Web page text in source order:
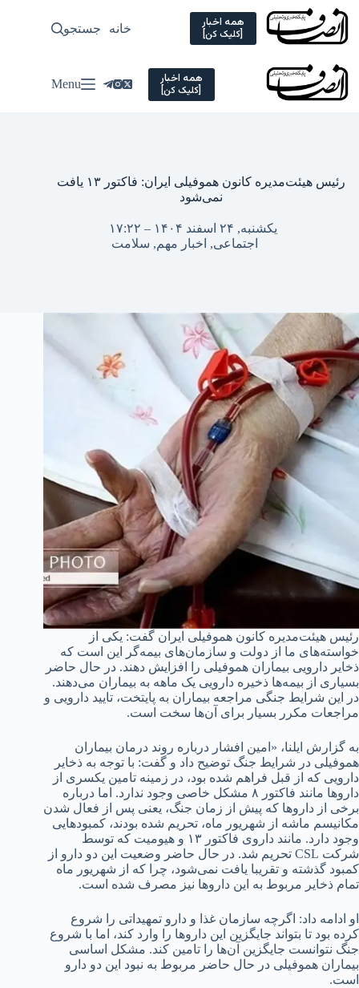
Skip
content
همه اخبار
[کلیک کن] خانه سیاسی
جستجو
همه اخبار
[کلیک کن] Menu
رئیس هیئت‌مدیره کانون هموفیلی ایران: فاکتور ۱۳ یافت
نمی‌شود
یکشنبه, ۲۴ اسفند ۱۴۰۴ – ۱۷:۲۲
اجتماعی, اخبار مهم, سلامت
رئیس هیئت‌مدیره کانون هموفیلی ایران گفت: یکی از
خواسته‌های ما از دولت و سازمان‌های بیمه‌گر این است که
ذخایر دارویی بیماران هموفیلی را افزایش دهند. در حال حاضر
بسیاری از بیمه‌ها ذخیره دارویی یک ماهه به بیماران می‌دهند.
در این شرایط جنگی مراجعه بیماران به پایتخت، تایید دارویی و
مراجعات مکرر بسیار برای آن‌ها سخت است.
به گزارش ایلنا، «امین افشار درباره روند درمان بیماران
هموفیلی در شرایط جنگ توضیح داد و گفت: با توجه به ذخایر
دارویی که از قبل فراهم شده بود، در زمینه تامین یکسری از
داروها مانند فاکتور ۸ مشکل خاصی وجود ندارد. اما درباره
برخی از داروها که پیش از زمان جنگ، یعنی پس از فعال شدن
مکانیسم ماشه از شهریور ماه، تحریم شده بودند، کمبودهایی
وجود دارد. مانند داروی فاکتور ۱۳ و هیومیت که توسط
شرکت CSL تحریم شد. در حال حاضر وضعیت این دو دارو از
کمبود گذشته و تقریبا یافت نمی‌شود، چرا که از شهریور ماه
تمام ذخایر مربوط به این داروها نیز مصرف شده است.
او ادامه داد: اگرچه سازمان غذا و دارو تمهیداتی را شروع
کرده بود تا بتواند جایگزین این داروها را وارد کند، اما با شروع
جنگ نتوانست جایگزین آن‌ها را تامین کند. مشکل اساسی
بیماران هموفیلی در حال حاضر مربوط به نبود این دو دارو
است.